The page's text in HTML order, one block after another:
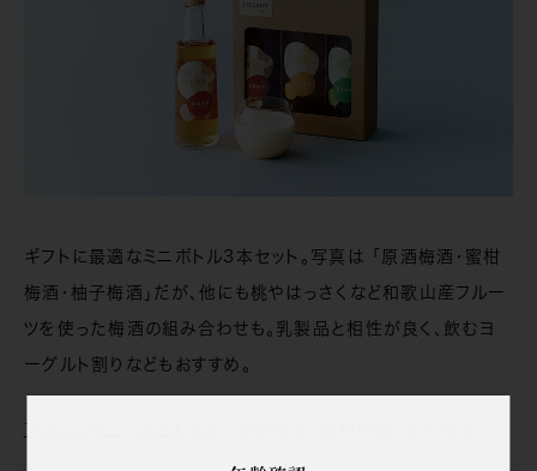
ギフトに最適なミニボトル3本セット。写真は 「原酒梅酒・蜜柑
梅酒・柚子梅酒」だが、他にも桃やはっさくなど和歌山産フルー
ツを使った梅酒の組み合わせも。乳製品と相性が良く、飲むヨ
ーグルト割りなどもおすすめ。
プラムリキュールセレクト